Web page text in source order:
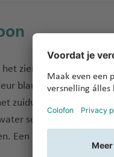
zien van een foto
blauw, die ontstaat
zuidwesten van
schijnt erg goed te
Een perfecte plek om